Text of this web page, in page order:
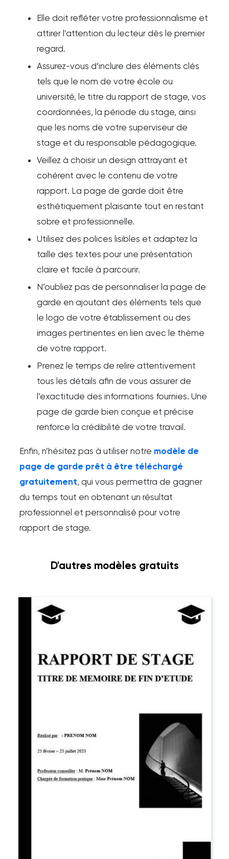
Elle doit refléter votre professionnalisme et
attirer l’attention du lecteur dès le premier
regard.
Assurez-vous d’inclure des éléments clés
tels que le nom de votre école ou
université, le titre du rapport de stage, vos
coordonnées, la période du stage, ainsi
que les noms de votre superviseur de
stage et du responsable pédagogique.
Veillez à choisir un design attrayant et
cohérent avec le contenu de votre
rapport. La page de garde doit être
esthétiquement plaisante tout en restant
sobre et professionnelle.
Utilisez des polices lisibles et adaptez la
taille des textes pour une présentation
claire et facile à parcourir.
N’oubliez pas de personnaliser la page de
garde en ajoutant des éléments tels que
le logo de votre établissement ou des
images pertinentes en lien avec le thème
de votre rapport.
Prenez le temps de relire attentivement
tous les détails afin de vous assurer de
l’exactitude des informations fournies. Une
page de garde bien conçue et précise
renforce la crédibilité de votre travail.
Enfin, n’hésitez pas à utiliser notre modèle de
page de garde prêt à être téléchargé
gratuitement, qui vous permettra de gagner
du temps tout en obtenant un résultat
professionnel et personnalisé pour votre
rapport de stage.
D'autres modèles gratuits